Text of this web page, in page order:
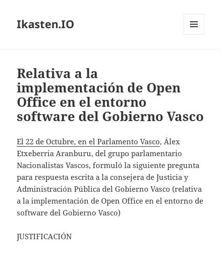
Ikasten.IO
Relativa a la
implementación de Open
Office en el entorno
software del Gobierno Vasco
El 22 de Octubre, en el Parlamento Vasco, Álex
Etxeberria Aranburu, del grupo parlamentario
Nacionalistas Vascos, formuló la siguiente pregunta
para respuesta escrita a la consejera de Justicia y
Administración Pública del Gobierno Vasco (relativa
a la implementación de Open Office en el entorno de
software del Gobierno Vasco)
JUSTIFICACIÓN